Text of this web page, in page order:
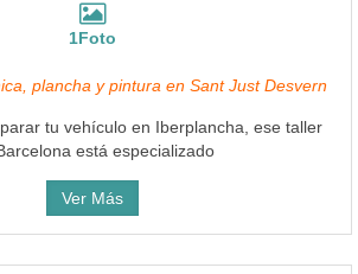
1Foto
plancha y pintura en Sant Just Desvern
tu vehículo en Iberplancha, ese taller
está especializado
Ver Más